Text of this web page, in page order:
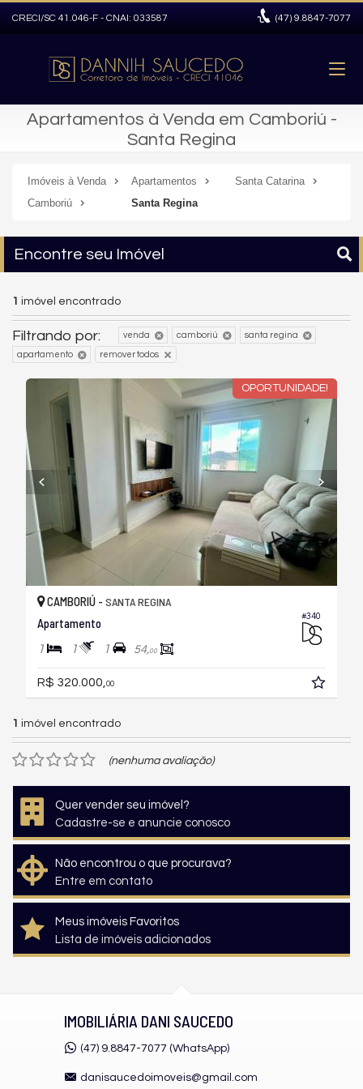
CRECI/SC 41.046-F - CNAI: 033587 (47) 9.8847-7077
Apartamentos à Venda em Camboriú -
Santa Regina
Imóveis à Venda Apartamentos
Santa Catarina
Camboriú
Santa Regina
Encontre seu Imóvel
1 imóvel encontrado
Filtrando por: venda camboriú santa regina
apartamento remover todos
OPORTUNIDADE!
#340
CAMBORIÚ - SANTA REGINA
Apartamento
1 1 1 54,00
R$ 320.000, 00
1 imóvel encontrado
(nenhuma avaliação)
Quer vender seu imóvel?
Cadastre-se e anuncie conosco
Não encontrou o que procurava?
Entre em contato
Meus imóveis Favoritos
Lista de imóveis adicionados
IMOBILIÁRIA DANI SAUCEDO
(47) 9.8847-7077 (WhatsApp)
danisaucedoimoveis@gmail.com